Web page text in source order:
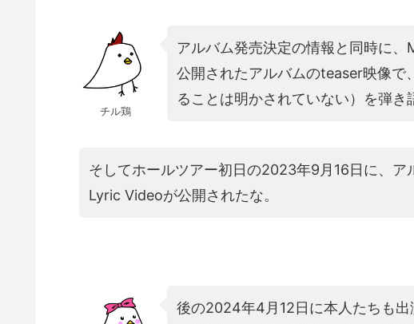
チル鶏
アルバム発売決定の情報と同時に
公開されたアルバムのteaser映像で
ることは明かされていない）を弾き
そしてホールツアー初日の2023年9月16日に、ア
Lyric Videoが公開されたな。
後の2024年4月12日に本人たちも